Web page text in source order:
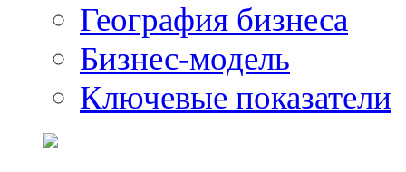
География бизнеса
Бизнес-модель
Ключевые показатели